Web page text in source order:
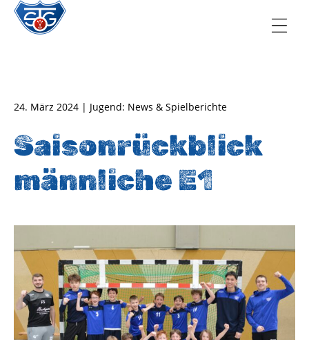
24. März 2024 | Jugend: News & Spielberichte
Saisonrückblick
männliche E1